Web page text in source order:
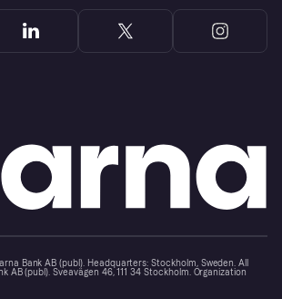
Bank AB (publ). Headquarters: Stockholm, Sweden. All
AB (publ). Sveavägen 46, 111 34 Stockholm. Organization